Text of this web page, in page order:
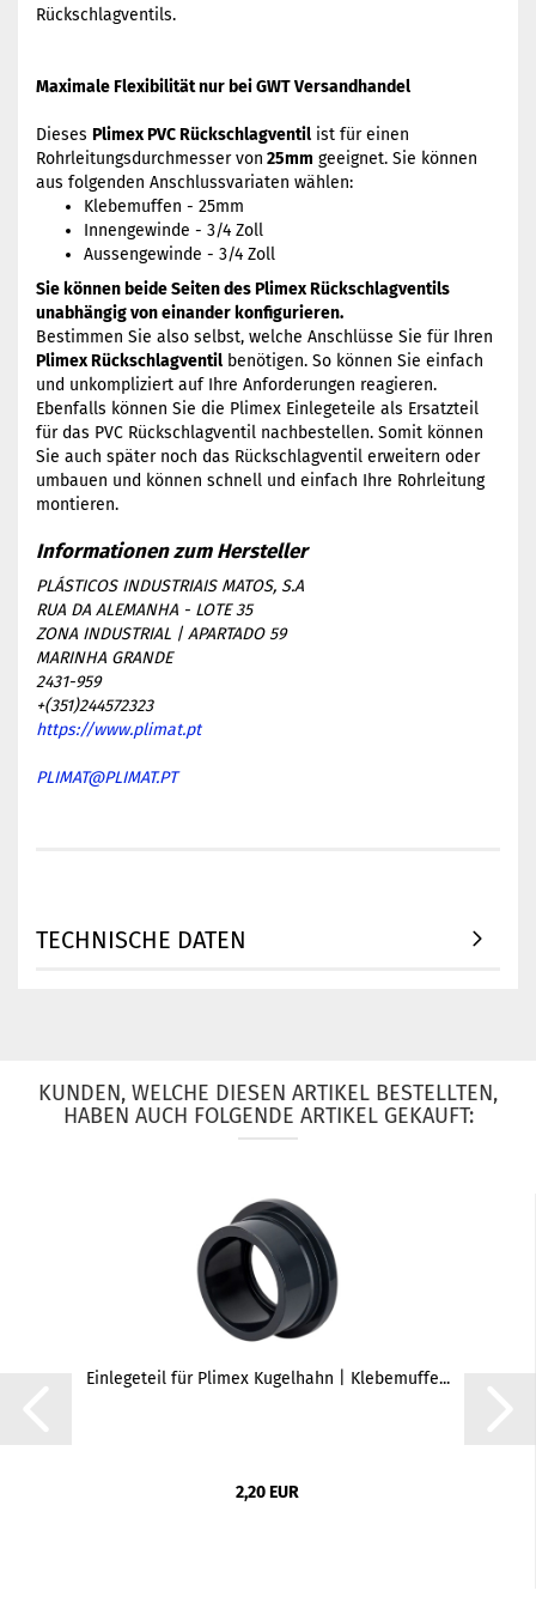
Rückschlagventils.
Maximale Flexibilität nur bei GWT Versandhandel
Dieses Plimex PVC Rückschlagventil ist für einen
Rohrleitungsdurchmesser von 25mm geeignet. Sie können
aus folgenden Anschlussvariaten wählen:
Klebemuffen - 25mm
Innengewinde - 3/4 Zoll
Aussengewinde - 3/4 Zoll
Sie können beide Seiten des Plimex Rückschlagventils
unabhängig von einander konfigurieren.
Bestimmen Sie also selbst, welche Anschlüsse Sie für Ihren
Plimex Rückschlagventil benötigen. So können Sie einfach
und unkompliziert auf Ihre Anforderungen reagieren.
Ebenfalls können Sie die Plimex Einlegeteile als Ersatzteil
für das PVC Rückschlagventil nachbestellen. Somit können
Sie auch später noch das Rückschlagventil erweitern oder
umbauen und können schnell und einfach Ihre Rohrleitung
montieren.
PLÁSTICOS INDUSTRIAIS MATOS, S.A
RUA DA ALEMANHA - LOTE 35
ZONA INDUSTRIAL | APARTADO 59
MARINHA GRANDE
2431-959
+(351)244572323
https://www.plimat.pt
PLIMAT@PLIMAT.PT
TECHNISCHE DATEN
KUNDEN, WELCHE DIESEN ARTIKEL BESTELLTEN,
HABEN AUCH FOLGENDE ARTIKEL GEKAUFT:
Einlegeteil für Plimex Kugelhahn | Klebemuffe...
2,20 EUR